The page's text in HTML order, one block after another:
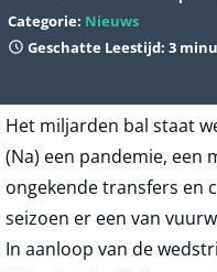
Categorie: Nieuws
Geschatte Leestijd: 3
Het miljarden bal staat
(Na) een pandemie, een
ongekende transfers en
seizoen er een van
In aanloop van de